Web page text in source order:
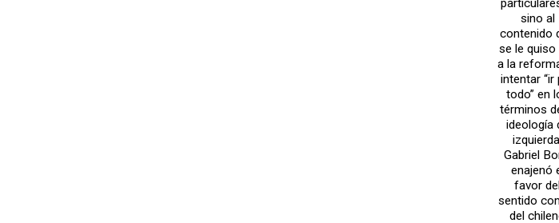
sino al
contenido
se le quiso
a la
intentar “ir
todo” en
términos
ideología
Gabriel
enajenó
favor
sentido
del